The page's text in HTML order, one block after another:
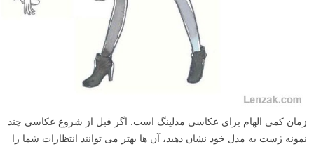
زمان کمی الهام برای عکاسی مدلینگ است. اگر قبل از شروع عکاسی چند
نمونه ژست به مدل خود نشان دهید، آن ها بهتر می توانند انتظارات شما را